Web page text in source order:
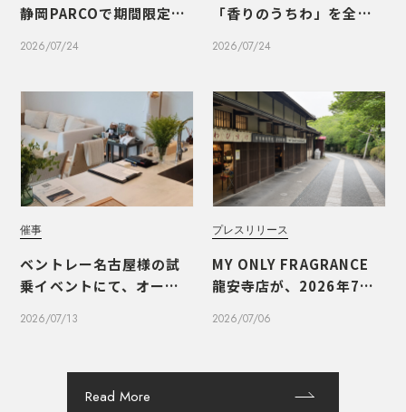
静岡PARCOで期間限定PO
2026/07/24
「香りのうちわ」を全国1
2026/07/24
催事
ベントレー名古屋様の試
乗イベントにて、オーダー
ークショップを実施しま
2026/07/13
プレスリリース
MY ONLY FRAGRANCE
龍安寺店が、2026年7月1
します
2026/07/06
Read More